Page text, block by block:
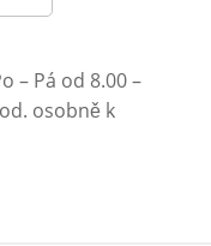
– Pá od 8.00 –
osobně k